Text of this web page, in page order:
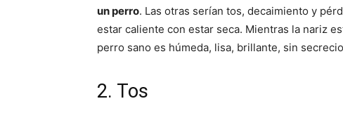
un perro. Las otras serían tos, decaimiento y
estar caliente con estar seca. Mientras la nariz
perro sano es húmeda, lisa, brillante, sin
2. Tos